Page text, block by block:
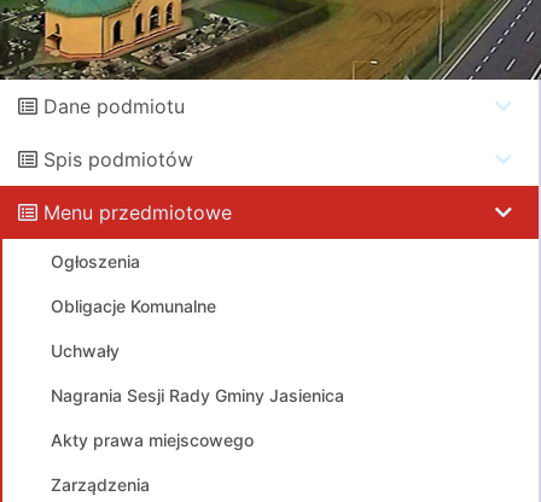
Dane podmiotu
Spis podmiotów
Menu przedmiotowe
Ogłoszenia
Obligacje Komunalne
Uchwały
Nagrania Sesji Rady Gminy Jasienica
Akty prawa miejscowego
Zarządzenia